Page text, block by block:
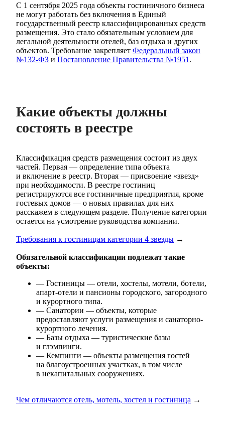
С 1 сентября 2025 года объекты гостиничного бизнеса
не могут работать без включения в Единый
государственный реестр классифицированных средств
размещения. Это стало обязательным условием для
легальной деятельности отелей, баз отдыха и других
объектов. Требование закрепляет Федеральный закон
№132-ФЗ и Постановление Правительства №1951 .
Какие объекты должны
состоять в реестре
Классификация средств размещения состоит из двух
частей. Первая — определение типа объекта
и включение в реестр. Вторая — присвоение «звезд»
при необходимости. В реестре гостиниц
регистрируются все гостиничные предприятия, кроме
гостевых домов — о новых правилах для них
расскажем в следующем разделе. Получение категории
остается на усмотрение руководства компании.
Требования к гостиницам категории 4 звезды →
Обязательной классификации подлежат такие
объекты:
— Гостиницы — отели, хостелы, мотели, ботели,
апарт-отели и пансионы городского, загородного
и курортного типа.
— Санатории — объекты, которые
предоставляют услуги размещения и санаторно-
курортного лечения.
— Базы отдыха — туристические базы
и глэмпинги.
— Кемпинги — объекты размещения гостей
на благоустроенных участках, в том числе
в некапитальных сооружениях.
Чем отличаются отель, мотель, хостел и гостиница →